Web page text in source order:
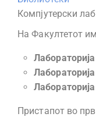
Компјутерски
На Факултетот
Пристапот во